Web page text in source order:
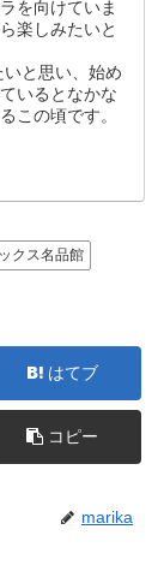
を向けていま
楽しみたいと
と思い、始め
いるとなかな
この頃です。
クス名品館
はてブ
コピー
marika